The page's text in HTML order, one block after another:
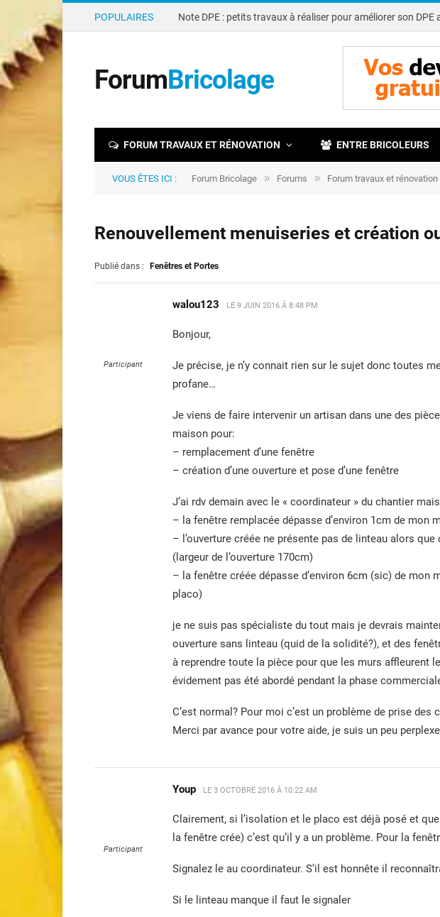
POPULAIRES
ForumBricolage
FORUM TRAVAUX ET RÉNOVATION ENTRE BRICOLEURS
VOUS ÊTES ICI : Forum Bricolage » Forums » Forum travaux et rénovation
Renouvellement menuiseries et création
Publié dans : Fenêtres et Portes
Participant
walou123 LE 9 JUIN 2016 À 8:48 PM
Bonjour,
Je précise, je n’y connait rien sur le sujet donc toutes
profane…
Je viens de faire intervenir un artisan dans une des
maison pour:
– remplacement d’une fenêtre
– création d’une ouverture et pose d’une fenêtre
J’ai rdv demain avec le « coordinateur » du chantier
– la fenêtre remplacée dépasse d’environ 1cm de mon
– l’ouverture créée ne présente pas de linteau alors
(largeur de l’ouverture 170cm)
– la fenêtre créée dépasse d’environ 6cm (sic) de mon
placo)
je ne suis pas spécialiste du tout mais je devrais
ouverture sans linteau (quid de la solidité?), et des
à reprendre toute la pièce pour que les murs affleurent
évidement pas été abordé pendant la phase
C’est normal? Pour moi c’est un problème de prise des
Merci par avance pour votre aide, je suis un peu
Participant
Youp LE 3 OCTOBRE 2016 À 10:22 AM
Clairement, si l’isolation et le placo est déjà posé et
la fenêtre crée) c’est qu’il y a un problème. Pour la
Signalez le au coordinateur. S’il est honnête il
Si le linteau manque il faut le signaler